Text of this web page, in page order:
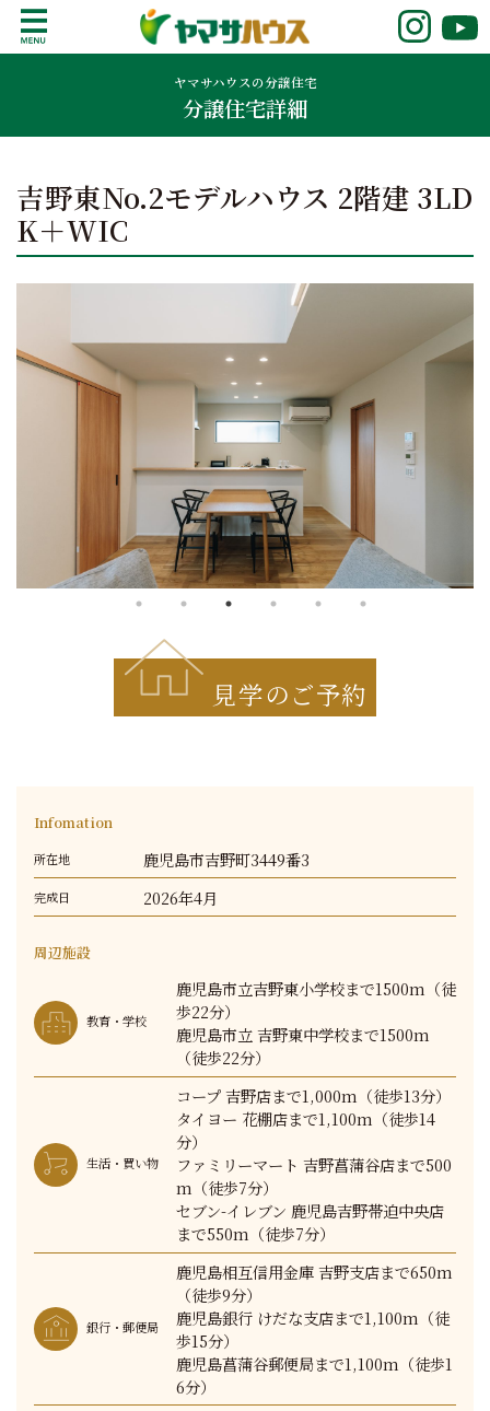
o
鹿児島で注文住宅ならヤマサハウス
新築の注文住宅や建売モデルハウスをお探し
の方はこちら。鹿児島県内で11年連続ナンバ
ーワンの実績を誇る、絆の家でおなじみの
ヤマサハウス。展示場情報や家づくりのこだ
ヤマサハウスの分譲住宅
分譲住宅詳細
吉野東No.2モデルハウス 2階建 3LD
K＋WIC
見学のご予約
Infomation
所在地 鹿児島市吉野町3449番3
完成日 2026年4月
周辺施設
教育・学校
鹿児島市立吉野東小学校まで1500m（徒
歩22分）
鹿児島市立 吉野東中学校まで1500m
（徒歩22分）
生活・買い物
コープ 吉野店まで1,000m（徒歩13分）
タイヨー 花棚店まで1,100m（徒歩14
分）
ファミリーマート 吉野菖蒲谷店まで500
m（徒歩7分）
セブン-イレブン 鹿児島吉野帯迫中央店
まで550m（徒歩7分）
銀行・郵便局
鹿児島相互信用金庫 吉野支店まで650m
（徒歩9分）
鹿児島銀行 けだな支店まで1,100m（徒
歩15分）
鹿児島菖蒲谷郵便局まで1,100m（徒歩1
6分）